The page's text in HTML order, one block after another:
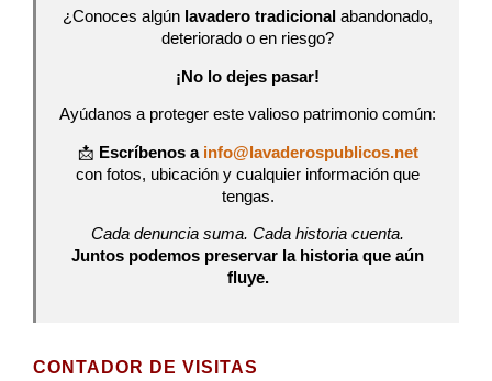
¿Conoces algún lavadero tradicional abandonado,
deteriorado o en riesgo?
¡No lo dejes pasar!
Ayúdanos a proteger este valioso patrimonio común:
📩 Escríbenos a info@lavaderospublicos.net
con fotos, ubicación y cualquier información que
tengas.
Cada denuncia suma. Cada historia cuenta.
Juntos podemos preservar la historia que aún
fluye.
CONTADOR DE VISITAS